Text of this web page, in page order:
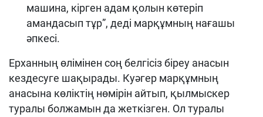
машина, кірген адам қолын көтеріп
амандасып тұр”, деді марқұмның нағашы
әпкесі.
Ерханның өлімінен соң белгісіз біреу анасын
кездесуге шақырады. Куәгер марқұмның
анасына көліктің нөмірін айтып, қылмыскер
туралы болжамын да жеткізген. Ол туралы